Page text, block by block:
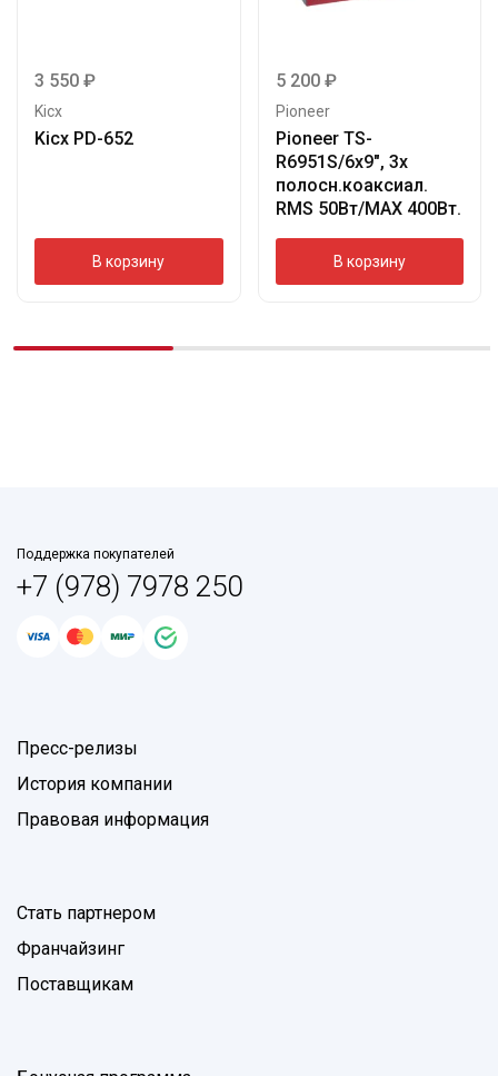
3 550 ₽
Kicx
Kicx PD-652
В корзину
5 200 ₽
Pioneer
Pioneer TS-
R6951S/6х9″, 3х
полосн.коаксиал.
RMS 50Вт/МАХ 400Вт.
В корзину
Поддержка покупателей
+7 (978) 7978 250
Пресс-релизы
История компании
Правовая информация
Стать партнером
Франчайзинг
Поставщикам